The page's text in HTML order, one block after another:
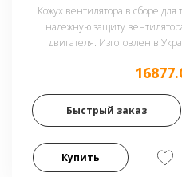
Кожух вентилятора в сборе
надежную защиту
двигателя. Изготовлен в
Быстрый заказ
Купить